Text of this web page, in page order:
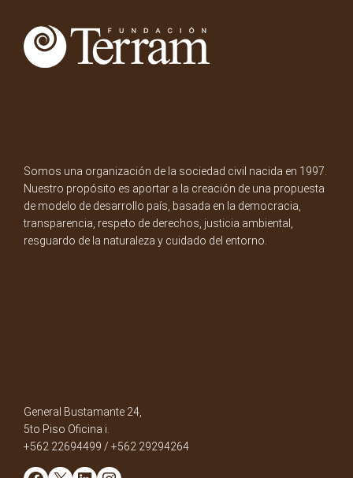
Somos una organización de la sociedad civil nacida en 1997.
Nuestro propósito es aportar a la creación de una propuesta
de modelo de desarrollo país, basada en la democracia,
transparencia, respeto de derechos, justicia ambiental,
resguardo de la naturaleza y cuidado del entorno.
General Bustamante 24,
5to Piso Oficina i.
+562 22694499 / +562 29294264